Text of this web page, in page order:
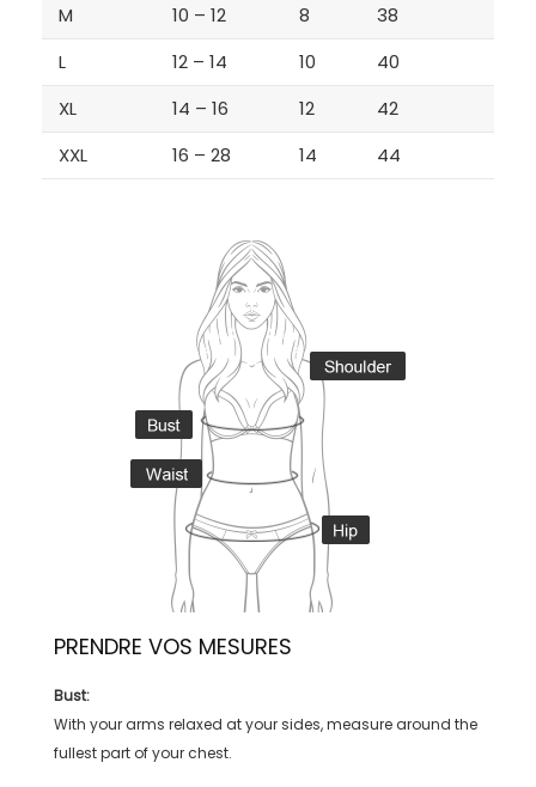
M
10 – 12 8
38
L
12 – 14 10
40
XL
14 – 16 12
42
XXL
16 – 28 14 44
PRENDRE VOS MESURES
Bust:
With your arms relaxed at your sides, measure around the
fullest part of your chest.